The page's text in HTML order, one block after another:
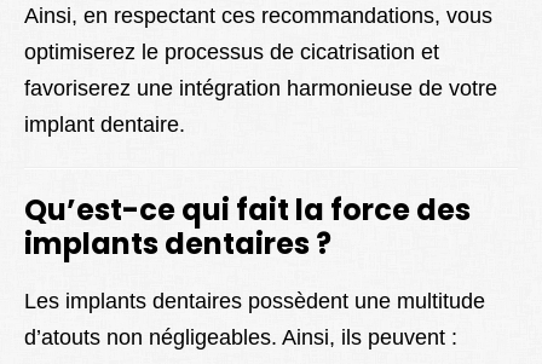
Ainsi, en respectant ces recommandations, vous
optimiserez le processus de cicatrisation et
favoriserez une intégration harmonieuse de votre
implant dentaire.
Qu’est-ce qui fait la force des
implants dentaires ?
Les implants dentaires possèdent une multitude
d’atouts non négligeables. Ainsi, ils peuvent :